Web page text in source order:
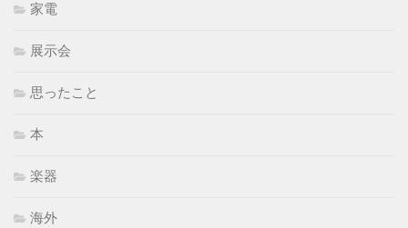
家電
展示会
思ったこと
本
楽器
海外